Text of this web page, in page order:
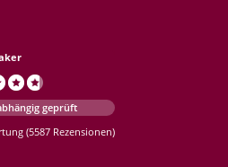
geprüft
(5587 Rezensionen)